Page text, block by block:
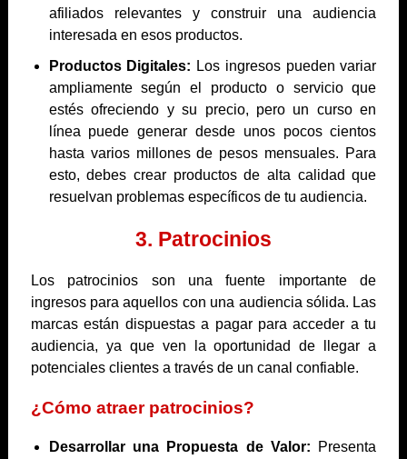
afiliados relevantes y construir una audiencia
interesada en esos productos.
Productos Digitales: Los ingresos pueden variar
ampliamente según el producto o servicio que
estés ofreciendo y su precio, pero un curso en
línea puede generar desde unos pocos cientos
hasta varios millones de pesos mensuales. Para
esto, debes crear productos de alta calidad que
resuelvan problemas específicos de tu audiencia.
3. Patrocinios
Los patrocinios son una fuente importante de
ingresos para aquellos con una audiencia sólida. Las
marcas están dispuestas a pagar para acceder a tu
audiencia, ya que ven la oportunidad de llegar a
potenciales clientes a través de un canal confiable.
¿Cómo atraer patrocinios?
Desarrollar una Propuesta de Valor: Presenta